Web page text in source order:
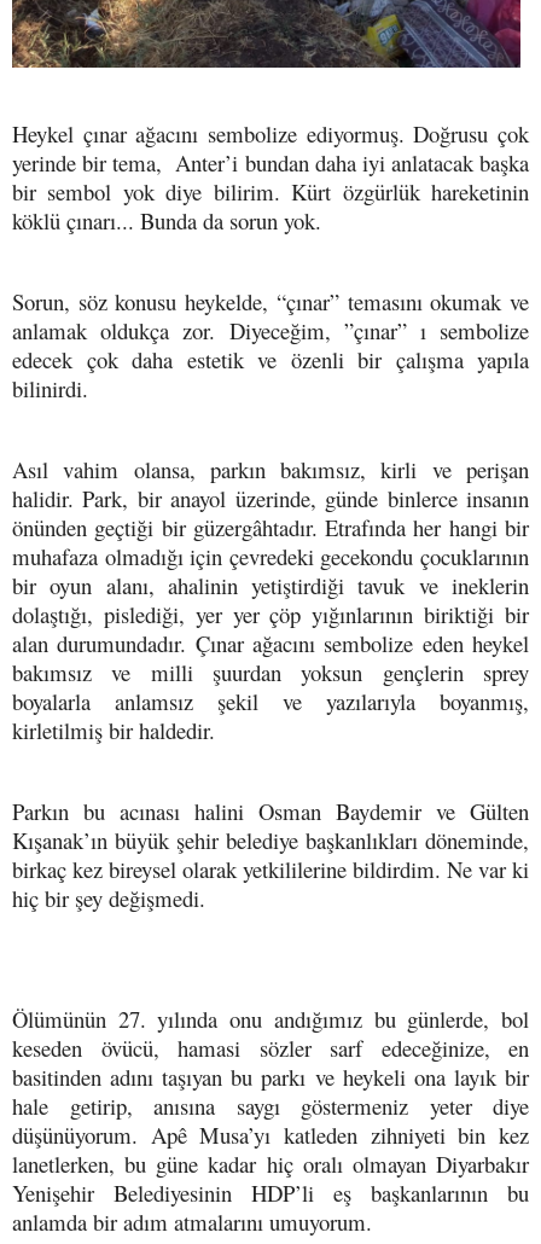
Heykel çınar ağacını sembolize ediyormuş. Doğrusu çok
yerinde bir tema, Anter’i bundan daha iyi anlatacak başka
bir sembol yok diye bilirim. Kürt özgürlük hareketinin
köklü çınarı... Bunda da sorun yok.
Sorun, söz konusu heykelde, “çınar” temasını okumak ve
anlamak oldukça zor. Diyeceğim, ”çınar” ı sembolize
edecek çok daha estetik ve özenli bir çalışma yapıla
bilinirdi.
Asıl vahim olansa, parkın bakımsız, kirli ve perişan
halidir. Park, bir anayol üzerinde, günde binlerce insanın
önünden geçtiği bir güzergâhtadır. Etrafında her hangi bir
muhafaza olmadığı için çevredeki gecekondu çocuklarının
bir oyun alanı, ahalinin yetiştirdiği tavuk ve ineklerin
dolaştığı, pislediği, yer yer çöp yığınlarının biriktiği bir
alan durumundadır. Çınar ağacını sembolize eden heykel
bakımsız ve milli şuurdan yoksun gençlerin sprey
boyalarla anlamsız şekil ve yazılarıyla boyanmış,
kirletilmiş bir haldedir.
Parkın bu acınası halini Osman Baydemir ve Gülten
Kışanak’ın büyük şehir belediye başkanlıkları döneminde,
birkaç kez bireysel olarak yetkililerine bildirdim. Ne var ki
hiç bir şey değişmedi.
Ölümünün 27. yılında onu andığımız bu günlerde, bol
keseden övücü, hamasi sözler sarf edeceğinize, en
basitinden adını taşıyan bu parkı ve heykeli ona layık bir
hale getirip, anısına saygı göstermeniz yeter diye
düşünüyorum. Apê Musa’yı katleden zihniyeti bin kez
lanetlerken, bu güne kadar hiç oralı olmayan Diyarbakır
Yenişehir Belediyesinin HDP’li eş başkanlarının bu
anlamda bir adım atmalarını umuyorum.